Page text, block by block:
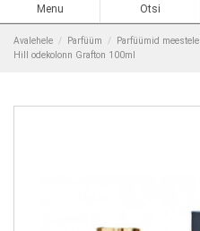
Menu Otsi
Avalehele Parfüüm Parfüümid meestele
Hill odekolonn Grafton 100ml